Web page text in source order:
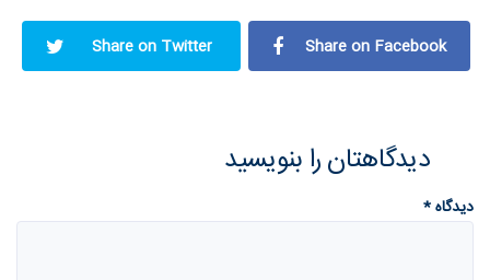
Share on Facebook
Share on Twitter
دیدگاهتان را بنویسید
دیدگاه*